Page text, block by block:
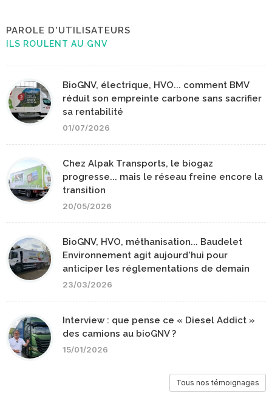
PAROLE D'UTILISATEURS
ILS ROULENT AU GNV
BioGNV, électrique, HVO... comment BMV
réduit son empreinte carbone sans sacrifier
sa rentabilité
01/07/2026
Chez Alpak Transports, le biogaz
progresse... mais le réseau freine encore la
transition
20/05/2026
BioGNV, HVO, méthanisation... Baudelet
Environnement agit aujourd'hui pour
anticiper les réglementations de demain
23/03/2026
Interview : que pense ce « Diesel Addict »
des camions au bioGNV ?
15/01/2026
Tous nos témoignages